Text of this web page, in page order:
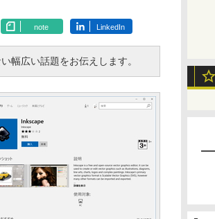
note LinkedIn
幅広い話題をお伝えします。